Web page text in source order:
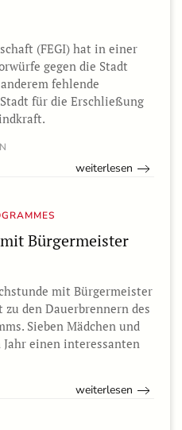
(FEGI) hat in einer
gegen die Stadt
fehlende
für die Erschließung
weiterlesen
Bürgermeister
mit Bürgermeister
den Dauerbrennern des
Sieben Mädchen und
Jahr einen interessanten
weiterlesen